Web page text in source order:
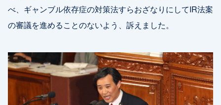
べ、ギャンブル依存症の対策法すらおざなりにしてIR法案
の審議を進めることのないよう、訴えました。